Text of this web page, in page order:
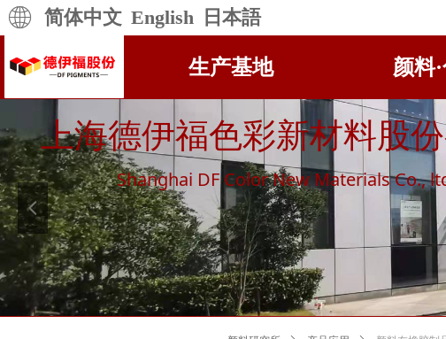
生产基地 颜料
上海德伊福色彩新材料股
Shanghai DF Color New Materials Co.,
넳
简体中文 English 日本語